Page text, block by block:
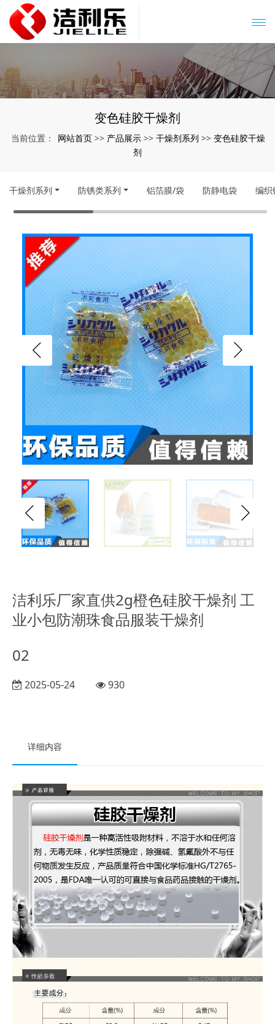
变色硅胶干燥剂
当前位置： 网站首页 >> 产品展示 >> 干燥剂系列 >> 变色硅胶干燥
剂
干燥剂系列 防锈类系列 铝箔膜/袋 防静电袋 编织
洁利乐厂家直供2g橙色硅胶干燥剂 工
业小包防潮珠食品服装干燥剂
02
2025-05-24 930
详细内容